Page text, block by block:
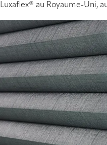
Luxaflex® au Royaume-Uni,